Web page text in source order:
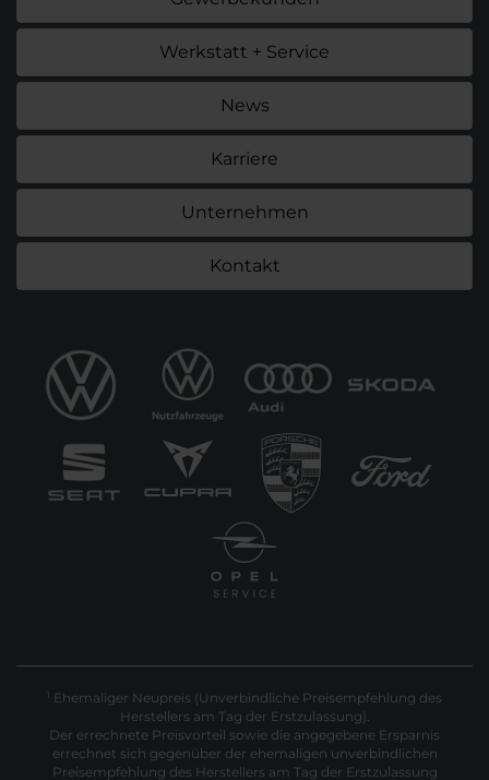
Werkstatt + Service
News
Karriere
Unternehmen
Kontakt
1 Ehemaliger Neupreis (Unverbindliche Preisempfehlung des
Herstellers am Tag der Erstzulassung).
Der errechnete Preisvorteil sowie die angegebene Ersparnis
errechnet sich gegenüber der ehemaligen unverbindlichen
Preisempfehlung des Herstellers am Tag der Erstzulassung